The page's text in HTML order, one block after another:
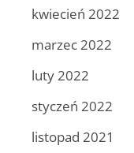
kwiecień 2022
marzec 2022
luty 2022
styczeń 2022
listopad 2021